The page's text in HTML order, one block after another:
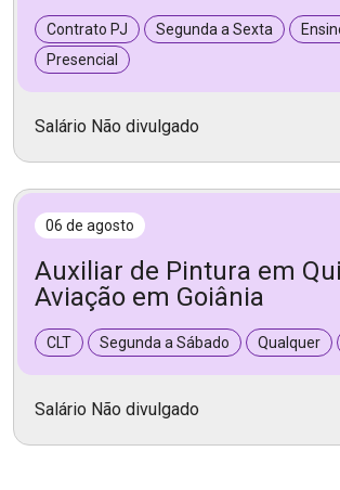
Contrato PJ Segunda a Sexta
Presencial
Salário Não divulgado
06 de agosto
Auxiliar de Pintura em
Aviação em Goiânia
CLT Segunda a Sábado Qualquer
Salário Não divulgado